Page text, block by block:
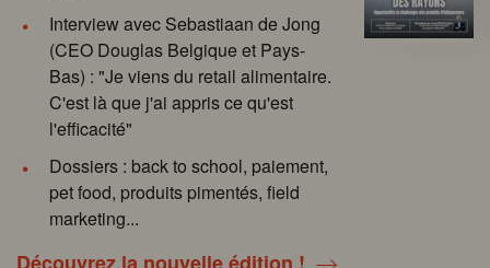
Interview avec Sebastiaan de Jong
(CEO Douglas Belgique et Pays-
Bas) : "Je viens du retail alimentaire.
C'est là que j'ai appris ce qu'est
l'efficacité"
Dossiers : back to school, paiement,
pet food, produits pimentés, field
marketing...